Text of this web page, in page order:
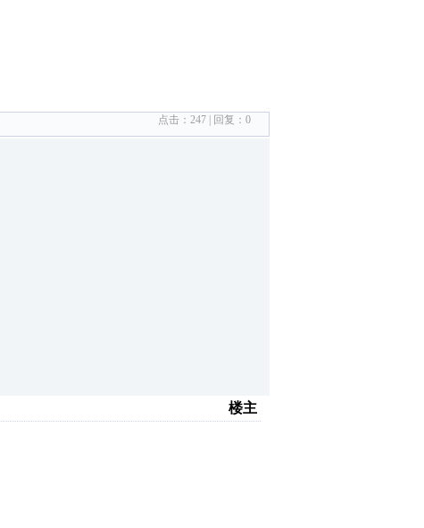
点击： 247 | 回复： 0
楼主